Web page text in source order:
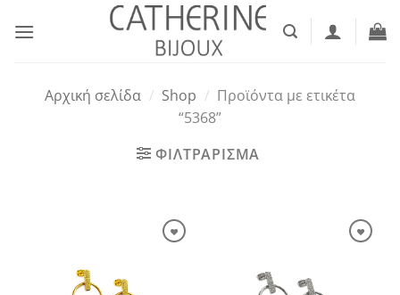
στο
Αρχική σελίδα / Shop / Προϊόντα με ετικέτα
“5368”
ΦΙΛΤΡΑΡΙΣΜΑ